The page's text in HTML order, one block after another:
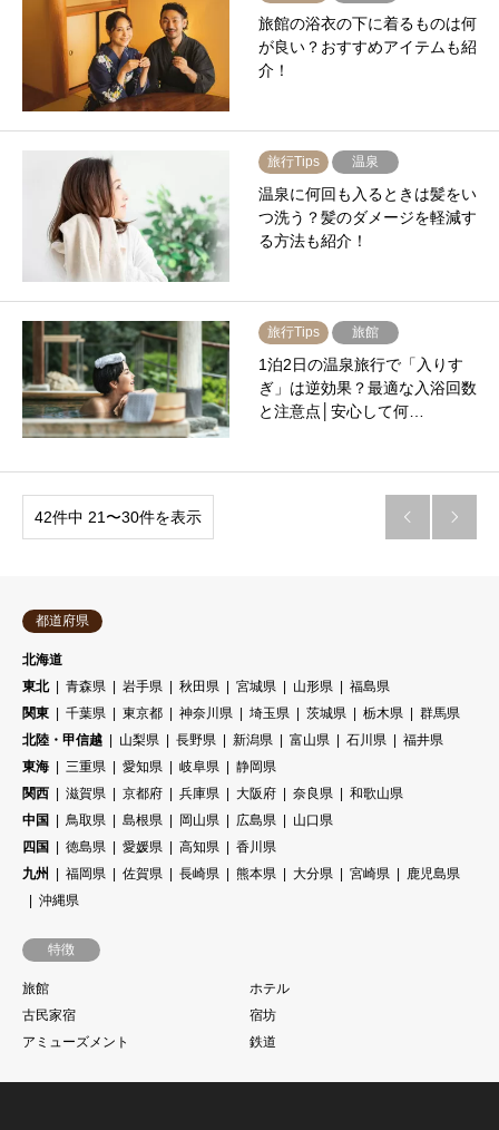
旅館の浴衣の下に着るものは何
が良い？おすすめアイテムも紹
介！
旅行Tips 温泉
温泉に何回も入るときは髪をい
つ洗う？髪のダメージを軽減す
る方法も紹介！
旅行Tips 旅館
1泊2日の温泉旅行で「入りす
ぎ」は逆効果？最適な入浴回数
と注意点│安心して何…
42件中 21〜30件を表示  
都道府県
北海道
東北
青森県 岩手県 秋田県 宮城県 山形県
福島県
関東
千葉県 東京都 神奈川県 埼玉県 茨城県 栃木県
群馬県
北陸・甲信越
山梨県 長野県 新潟県 富山県 石川県
福井県
東海
三重県 愛知県 岐阜県
静岡県
関西
滋賀県 京都府 兵庫県 大阪府 奈良県
和歌山県
中国
鳥取県 島根県 岡山県 広島県
山口県
四国
徳島県 愛媛県 高知県
香川県
九州
福岡県 佐賀県 長崎県 熊本県 大分県 宮崎県
鹿児島県
沖縄県
特徴
旅館
ホテル
古民家宿
宿坊
アミューズメント
鉄道